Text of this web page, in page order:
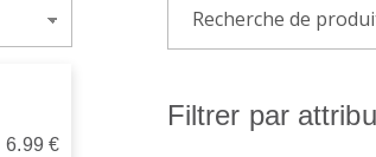
6.99 €
pour :
Filtrer par